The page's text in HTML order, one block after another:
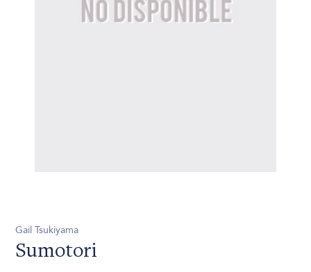
Gail Tsukiyama
Sumotori